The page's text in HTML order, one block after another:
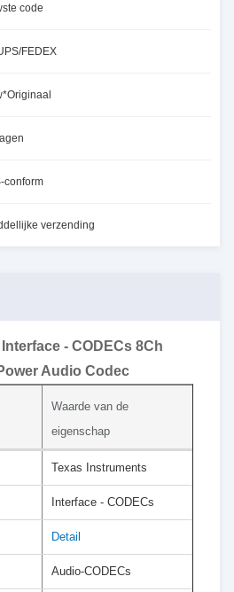
code
FEDEX
conform
verzending
- CODECs 8Ch
Audio Codec
Waarde van de
eigenschap
Texas Instruments
Interface - CODECs
Detail
Audio-CODECs